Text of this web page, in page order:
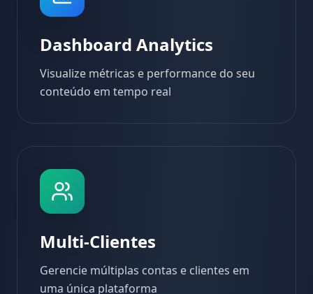
Dashboard Analytics
Visualize métricas e performance do seu
conteúdo em tempo real
Multi-Clientes
Gerencie múltiplas contas e clientes em
uma única plataforma